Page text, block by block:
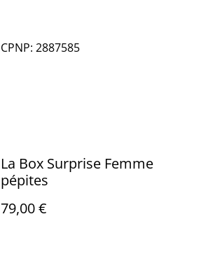
CPNP: 2887585
La Box Surprise Femme
pépites
79,00 €